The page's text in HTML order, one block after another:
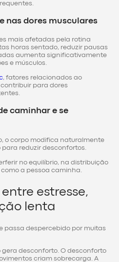
nas dores musculares
mais afetadas pela rotina
horas sentado, reduzir pausas
aumenta significativamente
e músculos.
, fatores relacionados ao
para dores
caminhar e se
o corpo modifica naturalmente
reduzir desconfortos.
no equilíbrio, na distribuição
a pessoa caminha.
estresse,
lenta
passa despercebido por muitas
gera desconforto. O desconforto
criam sobrecarga. A